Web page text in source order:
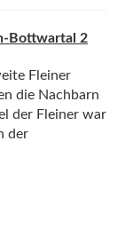
Bottwartal 2
Fleiner
die Nachbarn
der Fleiner war
der